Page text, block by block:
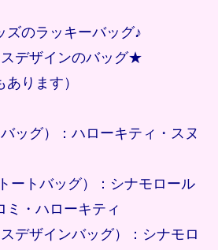
ズのラッキーバッグ♪
デザインのバッグ★
あります）
ッグ）：ハローキティ・スヌ
ートバッグ）：シナモロール
ミ・ハローキティ
デザインバッグ）：シナモロ